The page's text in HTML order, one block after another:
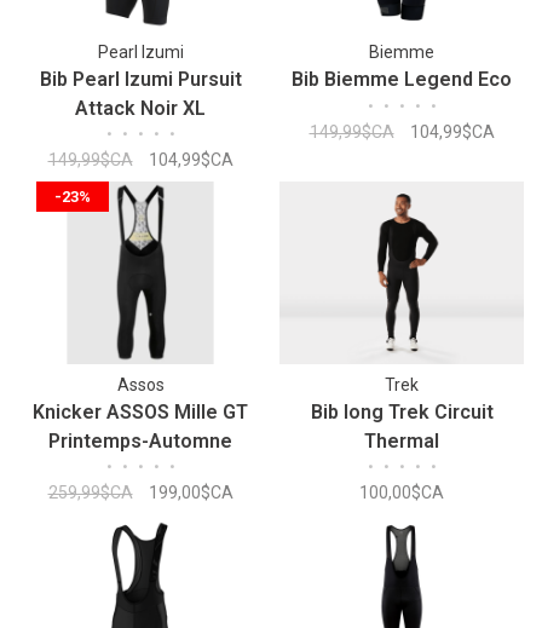
Pearl Izumi
Bib Pearl Izumi Pursuit
Attack Noir XL
• • • • •
149,99$CA 104,99$CA
Biemme
Bib Biemme Legend Eco
• • • • •
149,99$CA 104,99$CA
-23%
Assos
Knicker ASSOS Mille GT
Printemps-Automne
• • • • •
259,99$CA 199,00$CA
Trek
Bib long Trek Circuit
Thermal
• • • • •
100,00$CA